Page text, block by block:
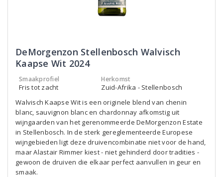
DeMorgenzon Stellenbosch Walvisch
Kaapse Wit 2024
Smaakprofiel
Fris tot zacht
Herkomst
Zuid-Afrika - Stellenbosch
Walvisch Kaapse Wit is een originele blend van chenin
blanc, sauvignon blanc en chardonnay afkomstig uit
wijngaarden van het gerenommeerde DeMorgenzon Estate
in Stellenbosch. In de sterk gereglementeerde Europese
wijngebieden ligt deze druivencombinatie niet voor de hand,
maar Alastair Rimmer kiest - niet gehinderd door tradities -
gewoon de druiven die elkaar perfect aanvullen in geur en
smaak.